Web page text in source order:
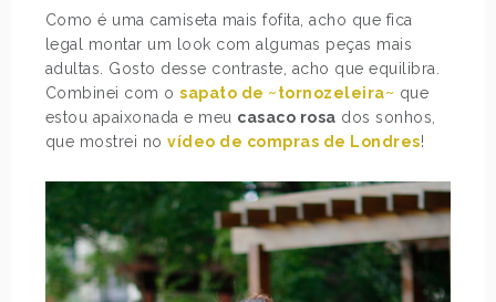
Como é uma camiseta mais fofita, acho que fica
legal montar um look com algumas peças mais
adultas. Gosto desse contraste, acho que equilibra.
Combinei com osapato de ~tornozeleira~ que
estou apaixonada e meu casaco rosa dos sonhos,
que mostrei novídeo de compras de Londres!